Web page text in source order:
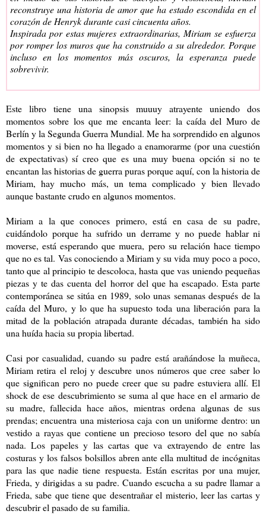
reconstruye una historia de amor que ha estado escondida en el
corazón de Henryk durante casi cincuenta años.
Inspirada por estas mujeres extraordinarias, Miriam se esfuerza
por romper los muros que ha construido a su alrededor. Porque
incluso en los momentos más oscuros, la esperanza puede
sobrevivir.
Este libro tiene una sinopsis muuuy atrayente uniendo dos
momentos sobre los que me encanta leer: la caída del Muro de
Berlín y la Segunda Guerra Mundial. Me ha sorprendido en algunos
momentos y si bien no ha llegado a enamorarme (por una cuestión
de expectativas) sí creo que es una muy buena opción si no te
encantan las historias de guerra puras porque aquí, con la historia de
Miriam, hay mucho más, un tema complicado y bien llevado
aunque bastante crudo en algunos momentos.
Miriam a la que conoces primero, está en casa de su padre,
cuidándolo porque ha sufrido un derrame y no puede hablar ni
moverse, está esperando que muera, pero su relación hace tiempo
que no es tal. Vas conociendo a Miriam y su vida muy poco a poco,
tanto que al principio te descoloca, hasta que vas uniendo pequeñas
piezas y te das cuenta del horror del que ha escapado. Esta parte
contemporánea se sitúa en 1989, solo unas semanas después de la
caída del Muro, y lo que ha supuesto toda una liberación para la
mitad de la población atrapada durante décadas, también ha sido
una huída hacia su propia libertad.
Casi por casualidad, cuando su padre está arañándose la muñeca,
Miriam retira el reloj y descubre unos números que cree saber lo
que significan pero no puede creer que su padre estuviera allí. El
shock de ese descubrimiento se suma al que hace en el armario de
su madre, fallecida hace años, mientras ordena algunas de sus
prendas; encuentra una misteriosa caja con un uniforme dentro: un
vestido a rayas que contiene un precioso tesoro del que no sabía
nada. Los papeles y las cartas que va extrayendo de entre las
costuras y los falsos bolsillos abren ante ella multitud de incógnitas
para las que nadie tiene respuesta. Están escritas por una mujer,
Frieda, y dirigidas a su padre. Cuando escucha a su padre llamar a
Frieda, sabe que tiene que desentrañar el misterio, leer las cartas y
descubrir el pasado de su familia.